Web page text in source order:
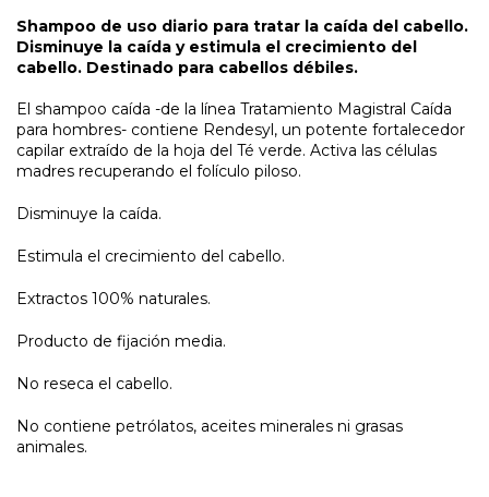
Shampoo de uso diario para tratar la caída del cabello.
Disminuye la caída y estimula el crecimiento del
cabello. Destinado para cabellos débiles.
El shampoo caída -de la línea Tratamiento Magistral Caída
para hombres- contiene Rendesyl, un potente fortalecedor
capilar extraído de la hoja del Té verde. Activa las células
madres recuperando el folículo piloso.
Disminuye la caída.
Estimula el crecimiento del cabello.
Extractos 100% naturales.
Producto de fijación media.
No reseca el cabello.
No contiene petrólatos, aceites minerales ni grasas
animales.